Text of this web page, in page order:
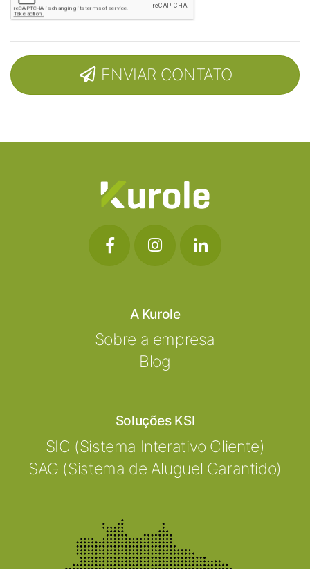
ENVIAR CONTATO
A Kurole
Sobre a empresa
Blog
Soluções KSI
SIC (Sistema Interativo Cliente)
SAG (Sistema de Aluguel Garantido)